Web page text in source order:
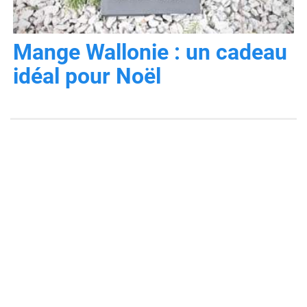
Mange Wallonie : un cadeau
idéal pour Noël